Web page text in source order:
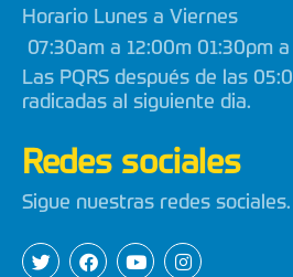
Horario Lunes a Viernes
07:30am a 12:00m 01:30pm
Las PQRS después de las
radicadas al siguiente dia.
Redes sociales
Sigue nuestras redes sociales.
T
w
F
a
Y
o
I
n